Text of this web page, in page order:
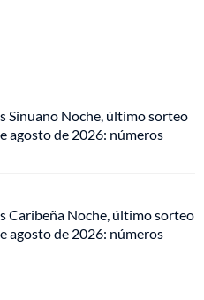
Sinuano Noche, último sorteo
agosto de 2026: números
Caribeña Noche, último sorteo
agosto de 2026: números